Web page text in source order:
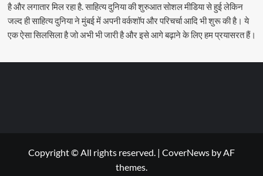
है और लगातार मिल रहा है. साहित्य दुनिया की शुरुआत सोशल मीडिया से हुई लेकिन
जल्द ही साहित्य दुनिया ने मुंबई में अपनी वर्कशॉप और परिचर्चा आदि भी शुरू की है। ये
एक ऐसा सिलसिला है जो अभी भी जारी है और इसे आगे बढ़ाने के लिए हम प्रयासरत हैं।
Copyright © All rights reserved. | CoverNews by AF
themes.